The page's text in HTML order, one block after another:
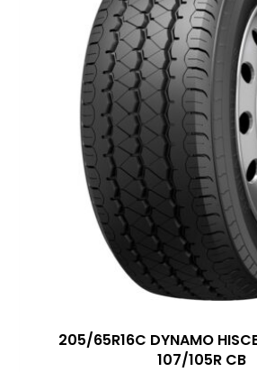
205/65R16C DYNAMO
107/105R CB